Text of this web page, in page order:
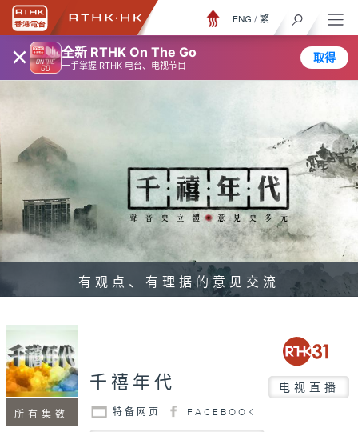
× 全新 RTHK On The Go
一手掌握 RTHK 电台、电视节目
取得
ENG / 繁
有观点、有理据的意见交流
所有集数
千禧年代 电视直播
特备网页 FACEBOOK